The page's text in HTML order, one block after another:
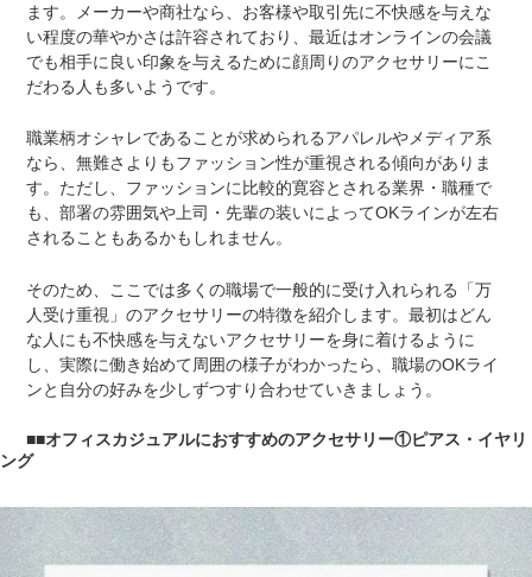
ます。メーカーや商社なら、お客様や取引先に不快感を与えな
い程度の華やかさは許容されており、最近はオンラインの会議
でも相手に良い印象を与えるために顔周りのアクセサリーにこ
だわる人も多いようです。
職業柄オシャレであることが求められるアパレルやメディア系
なら、無難さよりもファッション性が重視される傾向がありま
す。ただし、ファッションに比較的寛容とされる業界・職種で
も、部署の雰囲気や上司・先輩の装いによってOKラインが左右
されることもあるかもしれません。
そのため、ここでは多くの職場で一般的に受け入れられる「万
人受け重視」のアクセサリーの特徴を紹介します。最初はどん
な人にも不快感を与えないアクセサリーを身に着けるように
し、実際に働き始めて周囲の様子がわかったら、職場のOKライ
ンと自分の好みを少しずつすり合わせていきましょう。
■オフィスカジュアルにおすすめのアクセサリー①ピアス・イヤリ
ング